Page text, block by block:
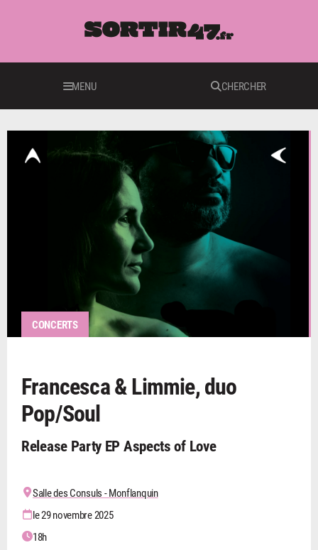
MENU CHERCHER
CONCERTS
Francesca & Limmie, duo
Pop/Soul
Release Party EP Aspects of Love
Salle des Consuls - Monflanquin
le 29 novembre 2025
18h